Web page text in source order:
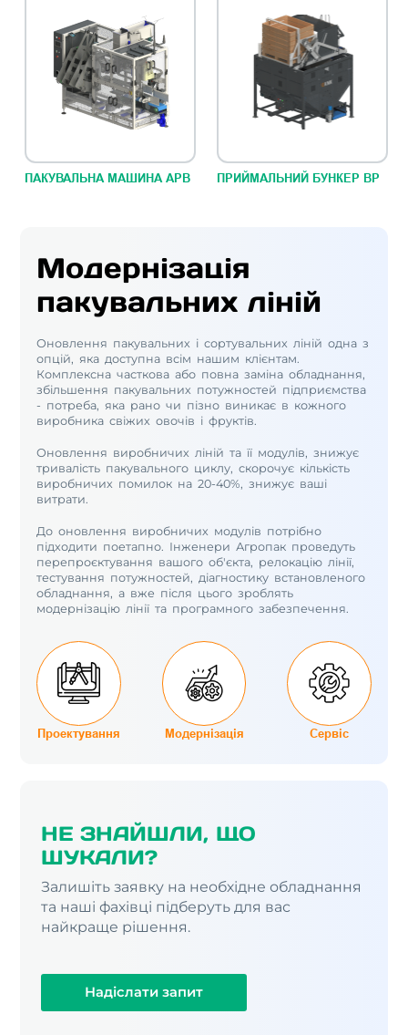
ПАКУВАЛЬНА МАШИНА АРВ ПРИЙМАЛЬНИЙ БУНКЕР ВР
Модернізація
пакувальних ліній
Оновлення пакувальних і сортувальних ліній одна з
опцій, яка доступна всім нашим клієнтам.
Комплексна часткова або повна заміна обладнання,
збільшення пакувальних потужностей підприємства
- потреба, яка рано чи пізно виникає в кожного
виробника свіжих овочів і фруктів.
Оновлення виробничих ліній та її модулів, знижує
тривалість пакувального циклу, скорочує кількість
виробничих помилок на 20-40%, знижує ваші
витрати.
До оновлення виробничих модулів потрібно
підходити поетапно. Інженери Агропак проведуть
перепроєктування вашого об'єкта, релокацію лінії,
тестування потужностей, діагностику встановленого
обладнання, а вже після цього зроблять
модернізацію лінії та програмного забезпечення.
Проектування Модернізація Сервіс
НЕ ЗНАЙШЛИ, ЩО
ШУКАЛИ?
Залишіть заявку на необхідне обладнання
та наші фахівці підберуть для вас
найкраще рішення.
Надіслати запит